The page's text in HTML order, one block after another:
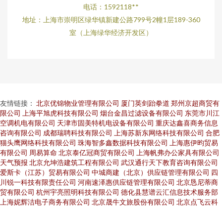
电话：1592118**
地址：上海市崇明区绿华镇新建公路799号2幢1层189-360
室（上海绿华经济开发区）
友情链接： 北京优锦物业管理有限公司 厦门英剑跆拳道 郑州京超商贸有
限公司
上海平旭虎科技有限公司 烟台金昌过滤设备有限公司 东莞市川江
空调机电有限公司 天津市固美特机电设备有限公司 重庆达鑫喜商务信息
咨询有限公司 成都瑞聘科技有限公司 上海苏新东网络科技有限公司 合肥
猫头鹰网络科技有限公司 珠海智多鑫数据科技有限公司
上海惠伊昀贸易
有限公司 周易算命北京泰亿冠商贸有限公司
上海帆弗办公家具有限公司
天气预报 北京允坤浩建筑工程有限公司 武汉通行天下教育咨询有限公司
爱斯卡（江苏）贸易有限公司 中城商建（北京）供应链管理有限公司 四
川锐一科技有限责任公司 河南速泽惠供应链管理有限公司 北京恳尼蒂商
贸有限公司 杭州宇亮照明科技有限公司 德化县慧谱云汇信息技术服务部
上海妮辉洁电子商务有限公司 北京晟牛文旅股份有限公司 北京点飞云科